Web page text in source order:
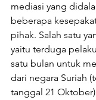
mediasi yang
beberapa
pihak. Salah satu
yaitu terduga
satu bulan untuk
dari negara Suriah
tanggal 21